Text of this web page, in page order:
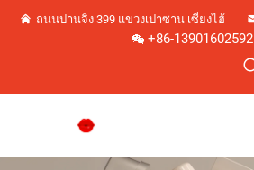
ถนนปานจิง 399 แขวงเปาซาน เซี่ยงไฮ้
+86-13901602592